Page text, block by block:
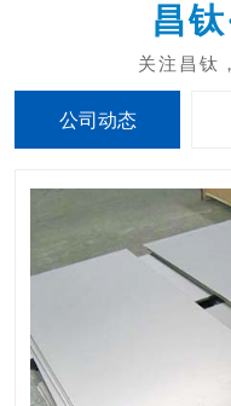
公司动态